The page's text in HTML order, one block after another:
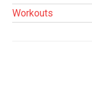
Workouts